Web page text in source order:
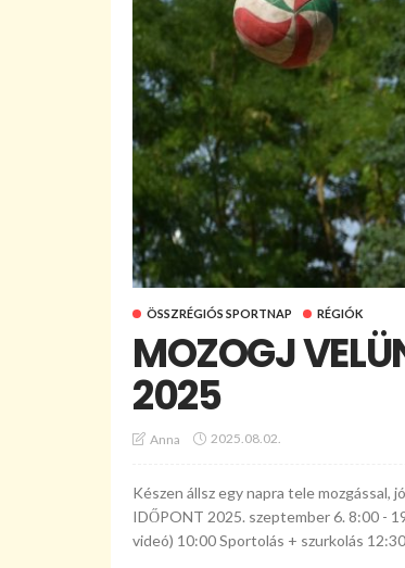
ÖSSZRÉGIÓS SPORTNAP RÉGIÓK
MOZOGJ
2025
Anna 2025.08.02.
Készen állsz egy napra tele mozgással,
IDŐPONT 2025. szeptember 6. 8:00 -
videó) 10:00 Sportolás + szurkolás